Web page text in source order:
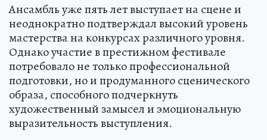
Ансамбль уже пять лет выступает на сцене и
неоднократно подтверждал высокий уровень
мастерства на конкурсах различного уровня.
Однако участие в престижном фестивале
потребовало не только профессиональной
подготовки, но и продуманного сценического
образа, способного подчеркнуть
художественный замысел и эмоциональную
выразительность выступления.